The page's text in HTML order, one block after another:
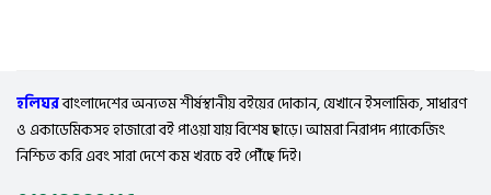
হলিঘরবাংলাদেশের অন্যতম শীর্ষস্থানীয় বইয়ের দোকান, যেখানে ইসলামিক, সাধারণ
ও একাডেমিকসহ হাজারো বই পাওয়া যায় বিশেষ ছাড়ে। আমরা নিরাপদ প্যাকেজিং
নিশ্চিত করি এবং সারা দেশে কম খরচে বই পৌঁছে দিই।